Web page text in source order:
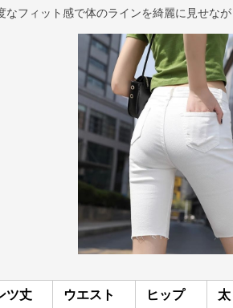
なフィット感で体のラインを綺麗に見せな
ツ丈
ウエスト
ヒップ
太